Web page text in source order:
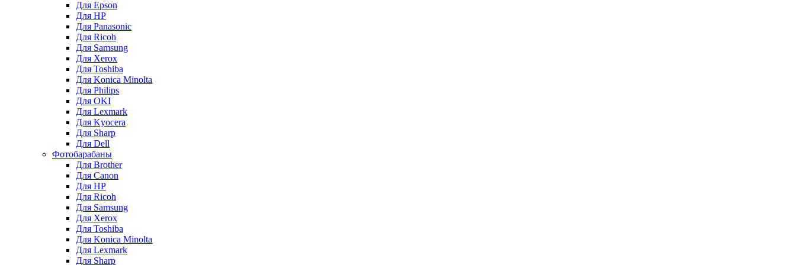
Для Epson
Для HP
Для Panasonic
Для Ricoh
Для Samsung
Для Xerox
Для Toshiba
Для Konica Minolta
Для Philips
Для OKI
Для Lexmark
Для Kyocera
Для Sharp
Для Dell
Фотобарабаны
Для Brother
Для Canon
Для HP
Для Ricoh
Для Samsung
Для Xerox
Для Toshiba
Для Konica Minolta
Для Lexmark
Для Sharp